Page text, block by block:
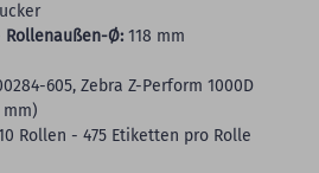
Rollenaußen-Ø: 118 mm
605, Zebra Z-Perform 1000D
mm)
Rollen - 475 Etiketten pro Rolle